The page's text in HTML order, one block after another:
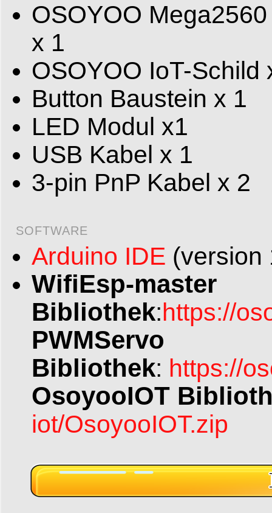
OSOYOO
x 1
OSOYOO IoT-Schild
Button Baustein x 1
LED Modul x1
USB Kabel x 1
3-pin PnP Kabel x 2
SOFTWARE
Arduino IDE (version
WifiEsp-master
Bibliothek:https://
PWMServo
Bibliothek: https://
OsoyooIOT
iot/OsoyooIOT.zip